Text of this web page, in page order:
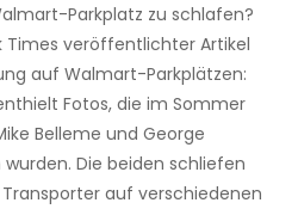
Parkplatz zu schlafen?
Times veröffentlichter Artikel
auf Walmart-Parkplätzen:
Fotos, die im Sommer
Belleme und George
Die beiden schliefen
auf verschiedenen